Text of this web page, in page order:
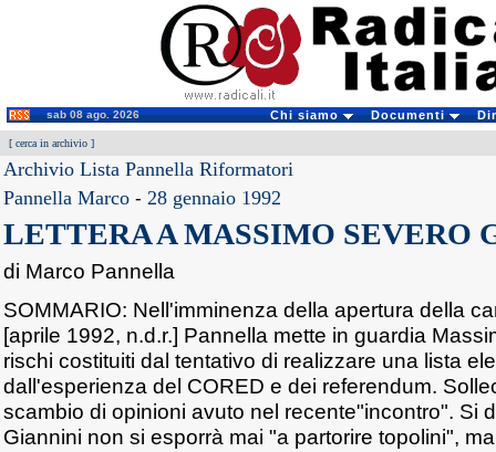
sab 08 ago. 2026 Chi siamo Documenti
[ cerca in archivio ]
Archivio Lista Pannella Riformatori
Pannella Marco - 28 gennaio 1992
LETTERA A MASSIMO SEVERO
di Marco Pannella
SOMMARIO: Nell'imminenza della apertura della
[aprile 1992, n.d.r.] Pannella mette in guardia
rischi costituiti dal tentativo di realizzare una lista
dall'esperienza del CORED e dei referendum.
scambio di opinioni avuto nel recente"incontro". Si
Giannini non si esporrà mai "a partorire topolini",